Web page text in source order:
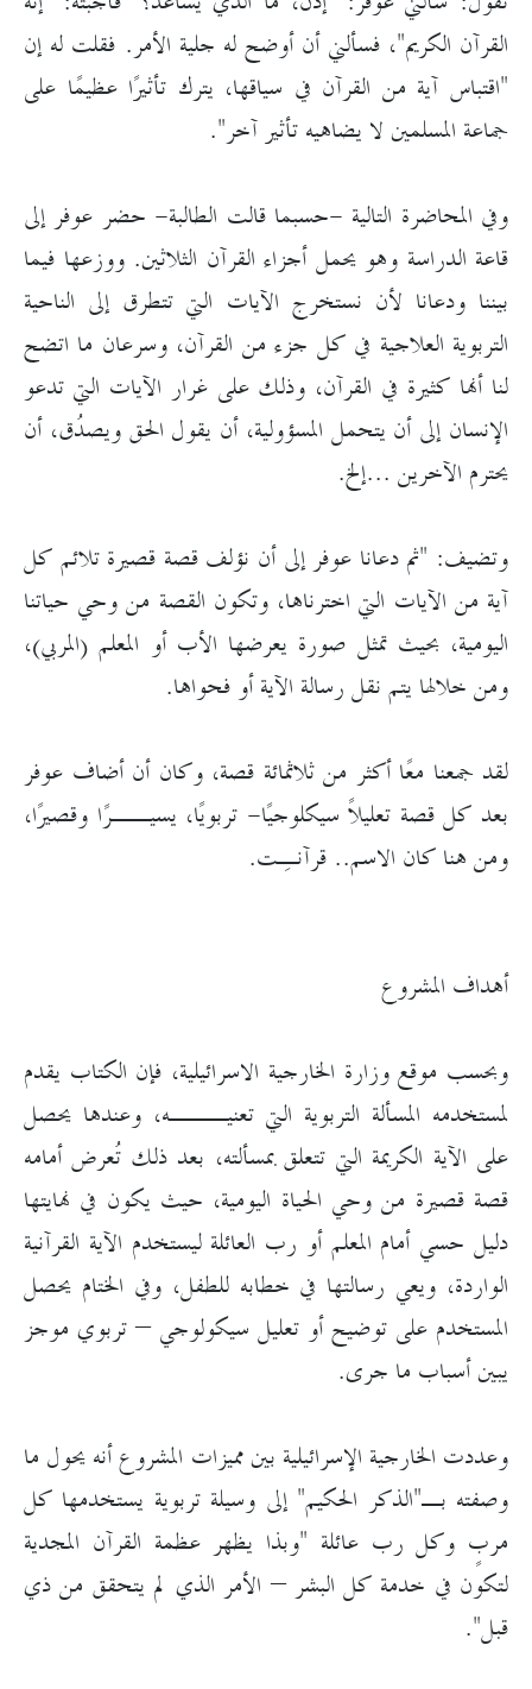
القرآن الكريم"، فسألني أن أوضح له جلية الأمر. فقلت له إن
"اقتباس آية من القرآن في سياقها، يترك تأثيرًا عظيمًا على
جماعة المسلمين لا يضاهيه تأثير آخر".
وفي المحاضرة التالية -حسبما قالت الطالبة- حضر عوفر إلى
قاعة الدراسة وهو يحمل أجزاء القرآن الثلاثين. ووزعها فيما
بيننا ودعانا لأن نستخرج الآيات التي تتطرق إلى الناحية
التربوية العلاجية في كل جزء من القرآن، وسرعان ما اتضح
لنا أنها كثيرة في القرآن، وذلك على غرار الآيات التي تدعو
الإنسان إلى أن يتحمل المسؤولية، أن يقول الحق ويصدُق، أن
يحترم الآخرين ...إلخ.
وتضيف: "ثم دعانا عوفر إلى أن نؤلف قصة قصيرة تلائم كل
آية من الآيات التي اخترناها، وتكون القصة من وحي حياتنا
اليومية، بحيث تمثل صورة يعرضها الأب أو المعلم (المربي)،
ومن خلالها يتم نقل رسالة الآية أو فحواها.
لقد جمعنا معًا أكثر من ثلاثمائة قصة، وكان أن أضاف عوفر
بعد كل قصة تعليلاً سيكلوجيًا- تربويًا، يسيــرًا وقصيرًا،
ومن هنا كان الاسم.. قرآنـِت.
أهداف المشروع
وبحسب موقع وزارة الخارجية الاسرائيلية، فإن الكتاب يقدم
لمستخدمه المسألة التربوية التي تعنيـــه، وعندها يحصل
على الآية الكريمة التي تتعلق بمسألته، بعد ذلك تُعرض أمامه
قصة قصيرة من وحي الحياة اليومية، حيث يكون في نهايتها
دليل حسي أمام المعلم أو رب العائلة ليستخدم الآية القرآنية
الواردة، ويعي رسالتها في خطابه للطفل، وفي الختام يحصل
المستخدم على توضيح أو تعليل سيكولوجي – تربوي موجز
يبين أسباب ما جرى.
وعددت الخارجية الإسرائيلية بين مميزات المشروع أنه يحول ما
وصفته بـ"الذكر الحكيم" إلى وسيلة تربوية يستخدمها كل
مربٍ وكل رب عائلة "وبذا يظهر عظمة القرآن المجدية
لتكون في خدمة كل البشر – الأمر الذي لم يتحقق من ذي
قبل".